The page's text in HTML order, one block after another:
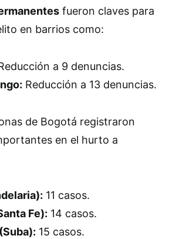
fueron claves para
en barrios como:
a 9 denuncias.
Reducción a 13 denuncias.
de Bogotá registraron
en el hurto a
11 casos.
Fe): 14 casos.
15 casos.